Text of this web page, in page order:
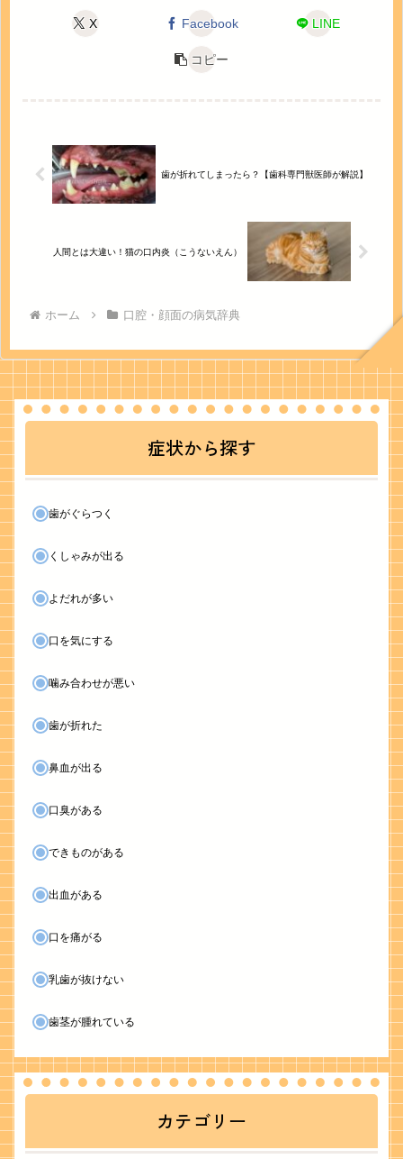
X Facebook LINE
コピー
歯が折れてしまったら？【歯科専門獣医師が解説】
人間とは大違い！猫の口内炎（こうないえん）
ホーム 口腔・顔面の病気辞典
症状から探す
歯がぐらつく
くしゃみが出る
よだれが多い
口を気にする
噛み合わせが悪い
歯が折れた
鼻血が出る
口臭がある
できものがある
出血がある
口を痛がる
乳歯が抜けない
歯茎が腫れている
カテゴリー